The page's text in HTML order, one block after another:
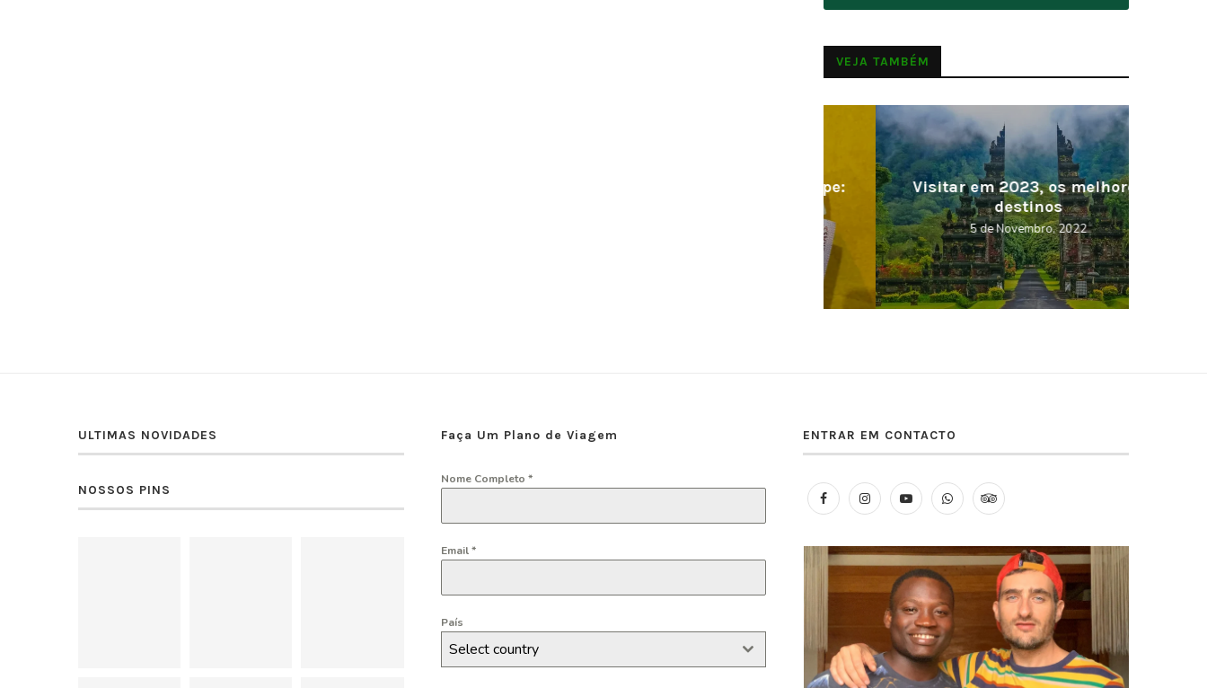
VEJA TAMBÉM
Visitar em 2023, os melhores
destinos
5 de Novembro, 2022
ULTIMAS NOVIDADES
NOSSOS PINS
Faça Um Plano de Viagem
Nome Completo *
Email*
País
Select country
ENTRAR EM CONTACTO